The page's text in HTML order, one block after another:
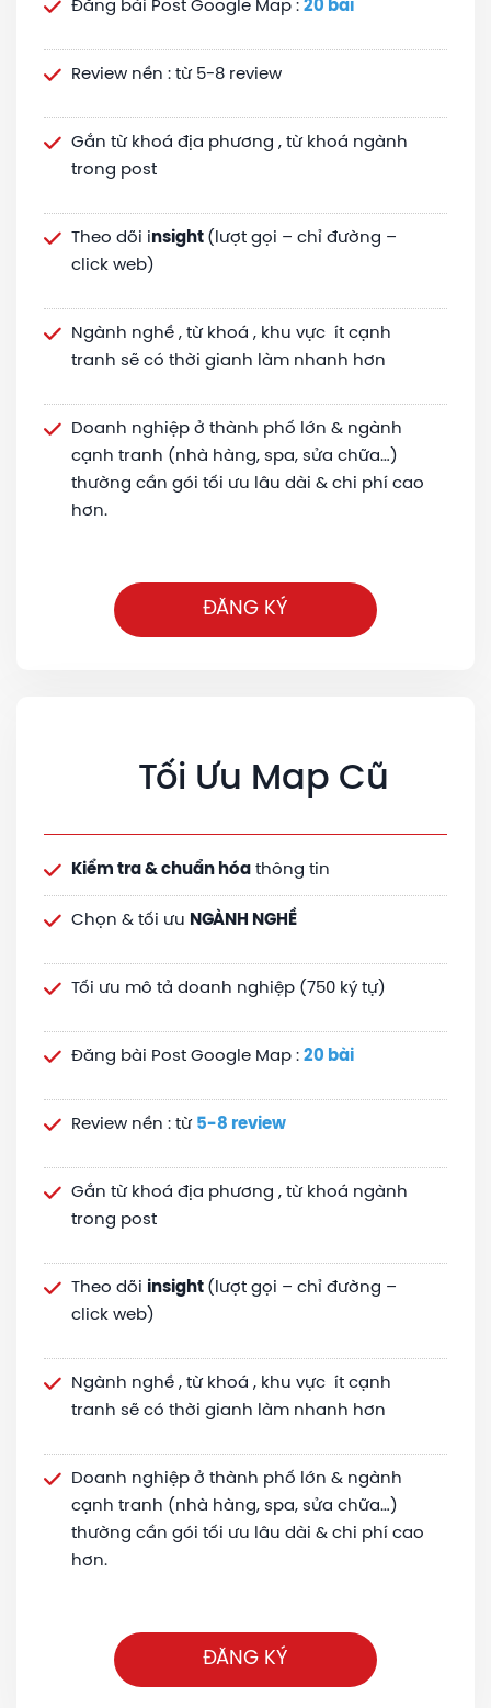
Đăng bài Post Google Map : 20 bài
Review nền : từ 5-8 review
Gắn từ khoá địa phương , từ khoá ngành
trong post
Theo dõi insight (lượt gọi – chỉ đường –
click web)
Ngành nghề , từ khoá , khu vực ít cạnh
tranh sẽ có thời gianh làm nhanh hơn
Doanh nghiệp ở thành phố lớn & ngành
cạnh tranh (nhà hàng, spa, sửa chữa…)
thường cần gói tối ưu lâu dài & chi phí cao
hơn.
ĐĂNG KÝ
Tối Ưu Map Cũ
Kiểm tra & chuẩn hóa thông tin
Chọn & tối ưu NGÀNH NGHỀ
Tối ưu mô tả doanh nghiệp (750 ký tự)
Đăng bài Post Google Map : 20 bài
Review nền : từ 5-8 review
Gắn từ khoá địa phương , từ khoá ngành
trong post
Theo dõi insight (lượt gọi – chỉ đường –
click web)
Ngành nghề , từ khoá , khu vực ít cạnh
tranh sẽ có thời gianh làm nhanh hơn
Doanh nghiệp ở thành phố lớn & ngành
cạnh tranh (nhà hàng, spa, sửa chữa…)
thường cần gói tối ưu lâu dài & chi phí cao
hơn.
ĐĂNG KÝ